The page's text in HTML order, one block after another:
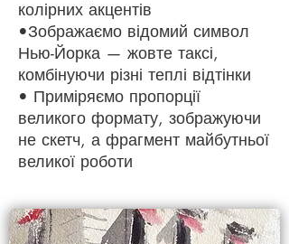
колірних акцентів
•Зображаємо відомий символ
Нью-Йорка — жовте таксі,
комбінуючи різні теплі відтінки
• Приміряємо пропорції
великого формату, зображуючи
не скетч, а фрагмент майбутньої
великої роботи